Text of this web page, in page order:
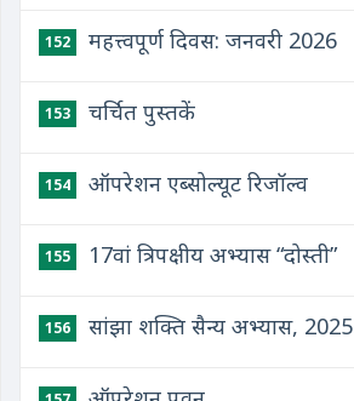
152 महत्त्वपूर्ण दिवस: जनवरी 2026
153 चर्चित पुस्तकें
154 ऑपरेशन एब्सोल्यूट रिजॉल्व
155 17वां त्रिपक्षीय अभ्यास “दोस्‍ती”
156 सांझा शक्ति सैन्य अभ्यास, 2025